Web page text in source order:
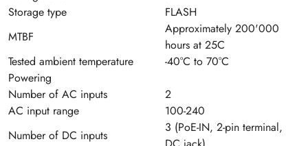
Storage type
FLASH
MTBF
Approximately 200'000
hours at 25C
Tested ambient temperature
-40°C to 70°C
Powering
Number of AC inputs
2
AC input range
100-240
Number of DC inputs
3 (PoE-IN, 2-pin terminal,